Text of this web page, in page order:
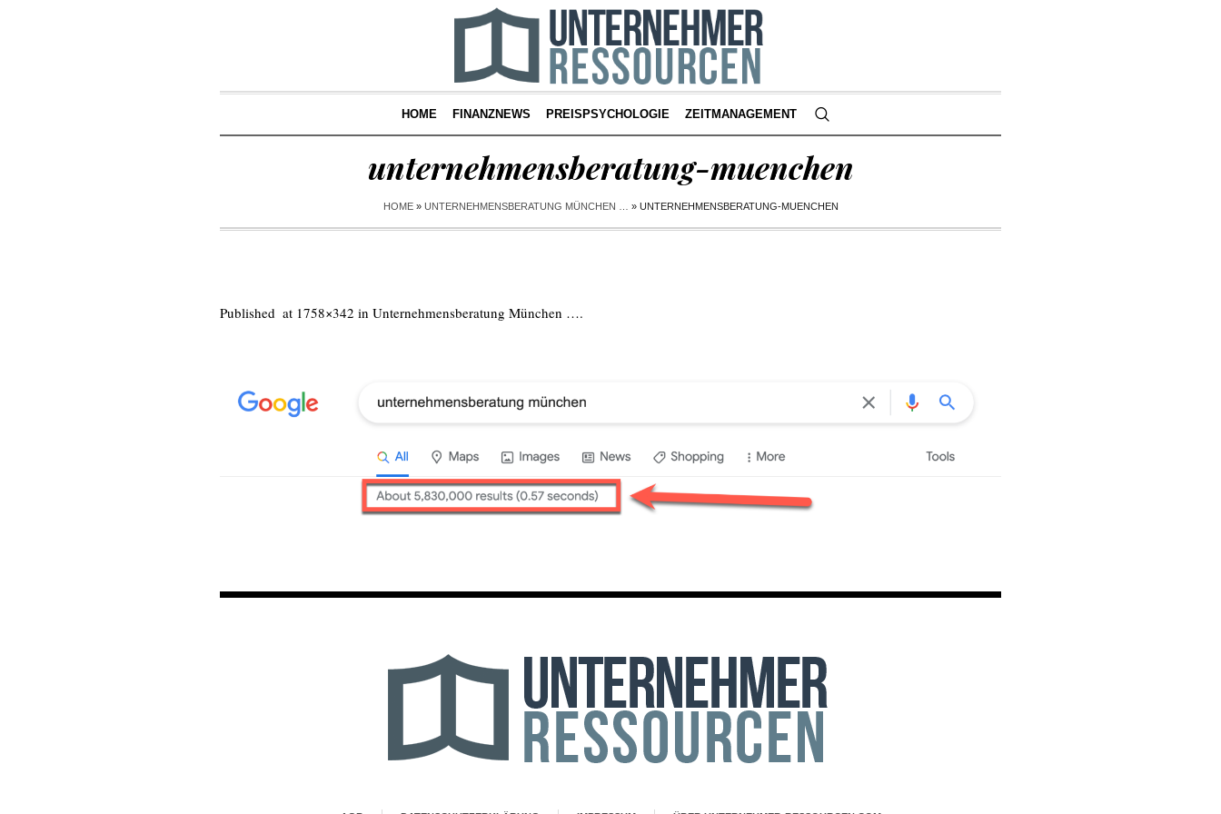
HOME FINANZNEWS PREISPSYCHOLOGIE ZEITMANAGEMENT
unternehmensberatung-muenchen
HOME» UNTERNEHMENSBERATUNG MÜNCHEN … » UNTERNEHMENSBERATUNG-MUENCHEN
Published at 1758×342 in Unternehmensberatung München ….